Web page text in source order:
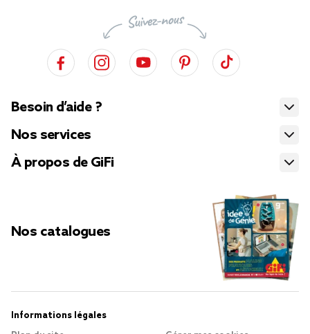
Besoin d’aide ?
Nos services
À propos de GiFi
Nos catalogues
Informations légales